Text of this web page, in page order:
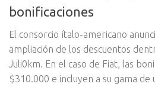
bonificaciones
El consorcio ítalo-americano
ampliación de los descuentos
Juli0km. En el caso de Fiat, las
$310.000 e incluyen a su gama